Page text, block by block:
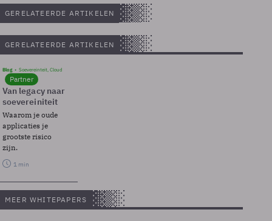
GERELATEERDE ARTIKELEN
GERELATEERDE ARTIKELEN
Blog Soevereinteit, Cloud
Partner
Van legacy naar
soevereiniteit
Waarom je oude
applicaties je
grootste risico
zijn.
1 min
MEER WHITEPAPERS